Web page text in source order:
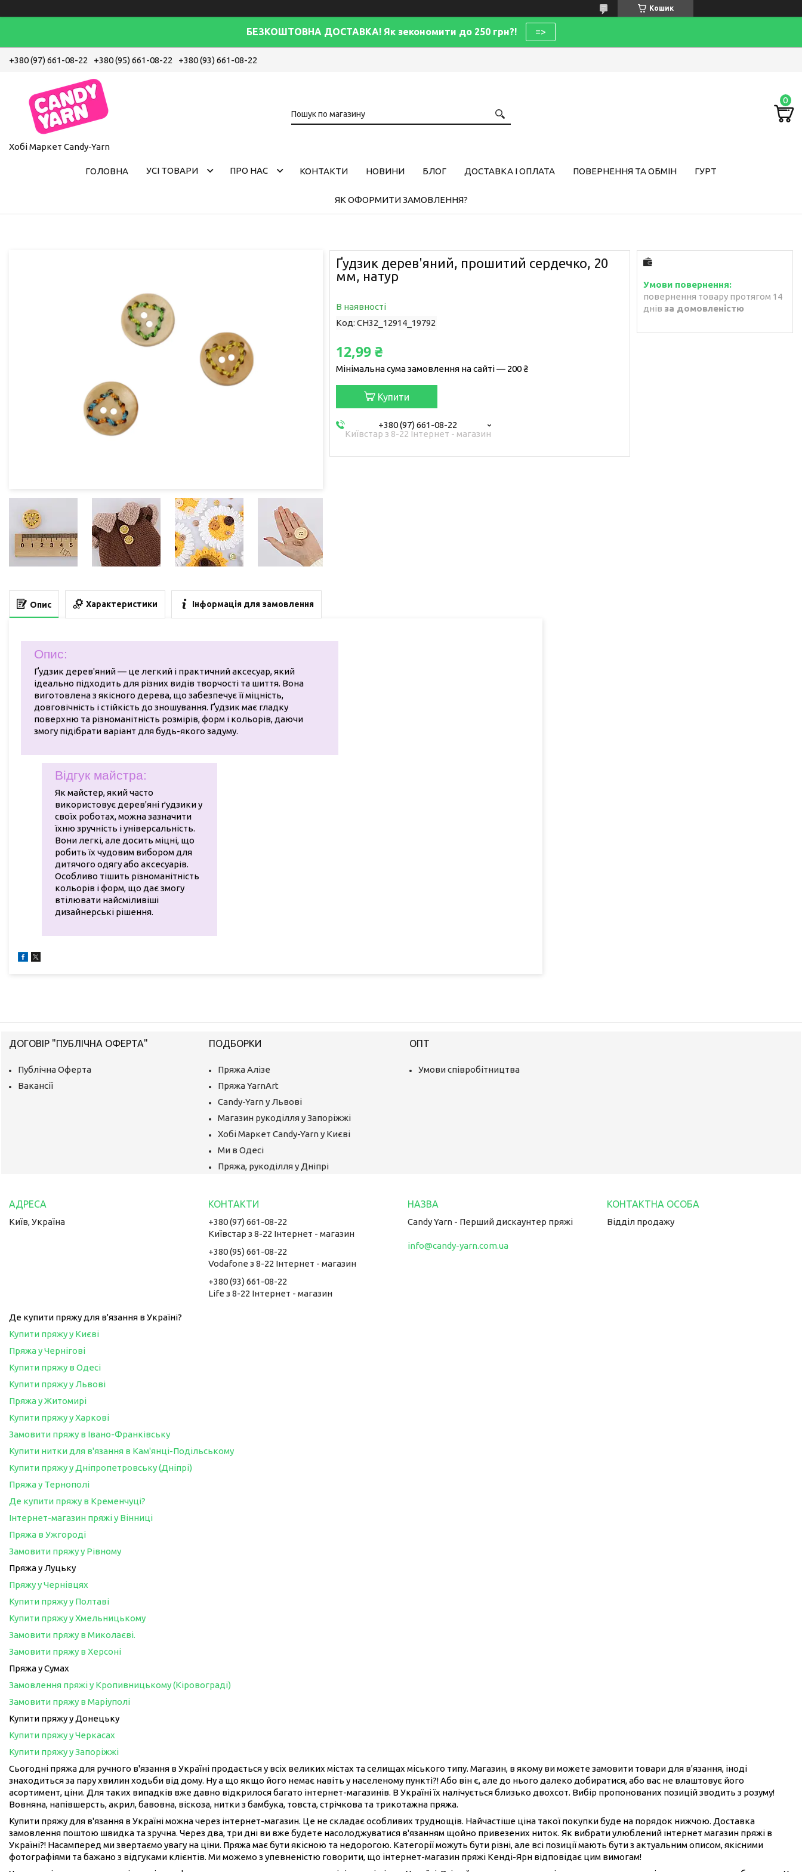
Кошик
БЕЗКОШТОВНА ДОСТАВКА! Як зекономити до 250 грн?! =>
+380 (97) 661-08-22 +380 (95) 661-08-22 +380 (93) 661-08-22
Хобі Маркет Candy-Yarn
ГОЛОВНА УСІ ТОВАРИ ПРО НАС КОНТАКТИ НОВИНИ БЛОГ ДОСТАВКА І ОПЛАТА ПОВЕРНЕННЯ ТА ОБМІН ГУРТ
ЯК ОФОРМИТИ ЗАМОВЛЕННЯ?
Ґудзик дерев'яний, прошитий сердечко, 20
мм, натур
В наявності
Код: CH32_12914_19792
12,99 ₴
Мінімальна сума замовлення на сайті — 200 ₴
Купити
+380 (97) 661-08-22
Київстар з 8-22 Інтернет - магазин
повернення товару протягом 14
днів за домовленістю
Опис Характеристики Інформація для замовлення
Опис:
Ґудзик дерев'яний — це легкий і практичний аксесуар, який
ідеально підходить для різних видів творчості та шиття. Вона
виготовлена з якісного дерева, що забезпечує її міцність,
довговічність і стійкість до зношування. Ґудзик має гладку
поверхню та різноманітність розмірів, форм і кольорів, даючи
змогу підібрати варіант для будь-якого задуму.
Відгук майстра:
Як майстер, який часто
використовує дерев'яні ґудзики у
своїх роботах, можна зазначити
їхню зручність і універсальність.
Вони легкі, але досить міцні, що
робить їх чудовим вибором для
дитячого одягу або аксесуарів.
Особливо тішить різноманітність
кольорів і форм, що дає змогу
втілювати найсміливіші
дизайнерські рішення.
ДОГОВІР "ПУБЛІЧНА ОФЕРТА"
Публічна Оферта
Вакансії
ПОДБОРКИ
Пряжа Алізе
Пряжа YarnArt
Candy-Yarn у Львові
Магазин рукоділля у Запоріжжі
Хобі Маркет Candy-Yarn у Києві
Ми в Одесі
Пряжа, рукоділля у Дніпрі
ОПТ
Умови співробітництва
Київ, Україна
+380 (97) 661-08-22
Київстар з 8-22 Інтернет - магазин
+380 (95) 661-08-22
Vodafone з 8-22 Інтернет - магазин
+380 (93) 661-08-22
Life з 8-22 Інтернет - магазин
Candy Yarn - Перший дискаунтер пряжі
info@candy-yarn.com.ua
Відділ продажу
Де купити пряжу для в'язання в Україні?
Купити пряжу у Києві
Пряжа у Чернігові
Купити пряжу в Одесі
Купити пряжу у Львові
Пряжа у Житомирі
Купити пряжу у Харкові
Замовити пряжу в Івано-Франківську
Купити нитки для в'язання в Кам'янці-Подільському
Купити пряжу у Дніпропетровську (Дніпрі)
Пряжа у Тернополі
Де купити пряжу в Кременчуці?
Інтернет-магазин пряжі у Вінниці
Пряжа в Ужгороді
Замовити пряжу у Рівному
Пряжа у Луцьку
Пряжу у Чернівцях
Купити пряжу у Полтаві
Купити пряжу у Хмельницькому
Замовити пряжу в Миколаєві.
Замовити пряжу в Херсоні
Пряжа у Сумах
Замовлення пряжі у Кропивницькому (Кіровограді)
Замовити пряжу в Маріуполі
Купити пряжу у Донецьку
Купити пряжу у Черкасах
Купити пряжу у Запоріжжі
Сьогодні пряжа для ручного в'язання в Україні продається у всіх великих містах та селищах міського типу. Магазин, в якому ви можете замовити товари для в'язання, іноді
знаходиться за пару хвилин ходьби від дому. Ну а що якщо його немає навіть у населеному пункті?! Або він є, але до нього далеко добиратися, або вас не влаштовує його
асортимент, ціни. Для таких випадків вже давно відкрилося багато інтернет-магазинів. В Україні їх налічується близько двохсот. Вибір пропонованих позицій зводить з розуму!
Вовняна, напівшерсть, акрил, бавовна, віскоза, нитки з бамбука, товста, стрічкова та трикотажна пряжа.
Купити пряжу для в'язання в Україні можна через інтернет-магазин. Це не складає особливих труднощів. Найчастіше ціна такої покупки буде на порядок нижчою. Доставка
замовлення поштою швидка та зручна. Через два, три дні ви вже будете насолоджуватися в'язанням щойно привезених ниток. Як вибрати улюблений інтернет магазин пряжі в
Україні?! Насамперед ми звертаємо увагу на ціни. Пряжа має бути якісною та недорогою. Категорії можуть бути різні, але всі позиції мають бути з актуальним описом, якісними
фотографіями та бажано з відгуками клієнтів. Ми можемо з упевненістю говорити, що інтернет-магазин пряжі Кенді-Ярн відповідає цим вимогам!